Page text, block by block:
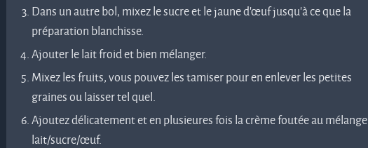
Dans un autre bol, mixez le sucre et le jaune d'œuf jusqu'à ce que la
préparation blanchisse.
Ajouter le lait froid et bien mélanger.
Mixez les fruits, vous pouvez les tamiser pour en enlever les petites
graines ou laisser tel quel.
Ajoutez délicatement et en plusieures fois la crème foutée au mélange
lait/sucre/œuf.